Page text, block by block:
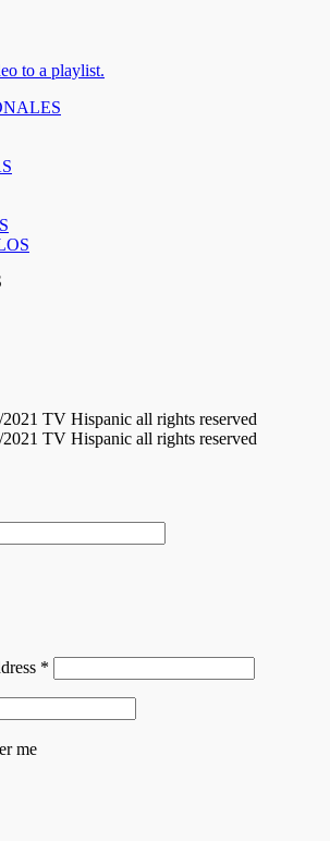
to a playlist.
TV Hispanic all rights reserved
TV Hispanic all rights reserved
*
me